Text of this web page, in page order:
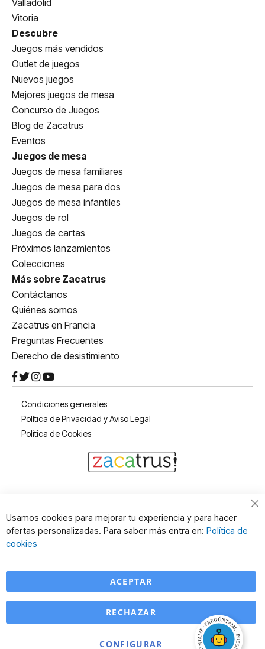
Vitoria
Descubre
Juegos más vendidos
Outlet de juegos
Nuevos juegos
Mejores juegos de mesa
Concurso de Juegos
Blog de Zacatrus
Eventos
Juegos de mesa
Juegos de mesa familiares
Juegos de mesa para dos
Juegos de mesa infantiles
Juegos de rol
Juegos de cartas
Próximos lanzamientos
Colecciones
Más sobre Zacatrus
Contáctanos
Quiénes somos
Zacatrus en Francia
Preguntas Frecuentes
Derecho de desistimiento
Condiciones generales
Política de Privacidad y Aviso Legal
Política de Cookies
Usamos cookies para mejorar tu experiencia y para hacer
ofertas personalizadas. Para saber más entra en: Política de
cookies
ACEPTAR
CONFIGURAR
RECHAZAR